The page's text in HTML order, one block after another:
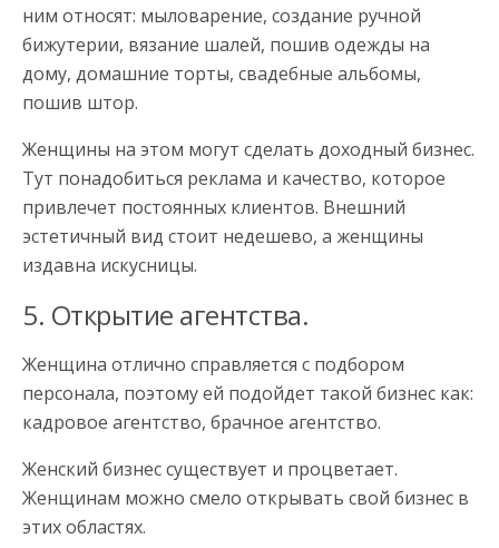
ним относят: мыловарение, создание ручной
бижутерии, вязание шалей, пошив одежды на
дому, домашние торты, свадебные альбомы,
пошив штор.
Женщины на этом могут сделать доходный бизнес.
Тут понадобиться реклама и качество, которое
привлечет постоянных клиентов. Внешний
эстетичный вид стоит недешево, а женщины
издавна искусницы.
5. Открытие агентства.
Женщина отлично справляется с подбором
персонала, поэтому ей подойдет такой бизнес как:
кадровое агентство, брачное агентство.
Женский бизнес существует и процветает.
Женщинам можно смело открывать свой бизнес в
этих областях.